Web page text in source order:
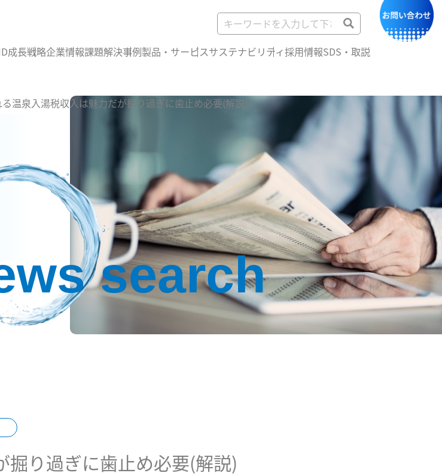
成長戦略企業情報課題解決事例製品・サービスサステナビリティ採用情報SDS・取説
温泉入湯税収入は魅力だが掘り過ぎに歯止め必要(解説)
search
り過ぎに歯止め必要(解説)